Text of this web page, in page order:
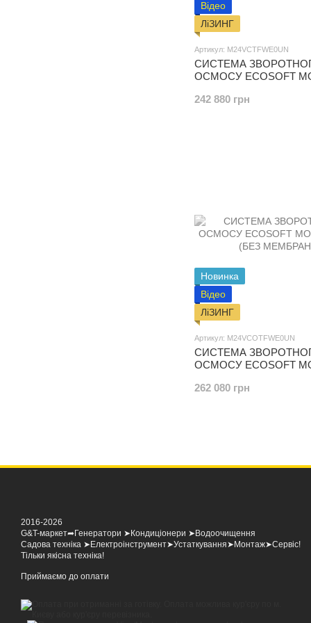
Відео
ЛіЗИНГ
Артикул: M24VCTFWE0UN
СИСТЕМА
ОСМОСУ ECOSOFT
242 880 грн
Новинка
Відео
ЛіЗИНГ
Артикул: M24VCOTFWE0UN
СИСТЕМА
ОСМОСУ ECOSOFT
262 080 грн
2016-2026
G&T-маркет➦Генератори ➤Кондиціонери ➤Водоочищення
Садова техніка ➤Електроінструмент➤Устаткування➤Монтаж➤Сервіс!
Тільки якісна техніка!
Приймаємо до оплати